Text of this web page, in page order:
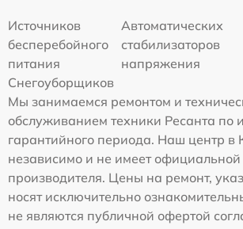
Источников
бесперебойного
питания
Автоматических
стабилизаторов
напряжения
Снегоуборщиков
Мы занимаемся ремонтом и
обслуживанием техники Ресанта по
гарантийного периода. Наш центр в
независимо и не имеет официальной
производителя. Цены на ремонт,
носят исключительно
не являются публичной офертой